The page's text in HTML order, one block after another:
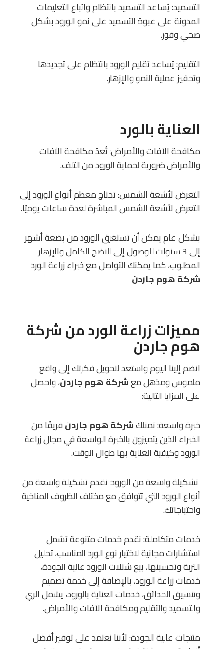
التسميد: يُساعد التسميد بانتظام واتباع التعليمات
المدونة على عبوة التسميد على نمو الورود بشكل
صحي وفور.
التقليم: يُساعد تقليم الورود بانتظام على تجديدها
وتحفيز عملية النمو والإزهار.
العناية بالورد
مكافحة الآفات والأمراض: تُعدّ مكافحة الآفات
والأمراض ضرورية لحماية الورود من التلف.
التعرض لأشعة الشمس: تحتاج معظم أنواع الورود إلى
التعرض لأشعة الشمس المباشرة لعدة ساعات يوميًا.
بشكل عام يمكن أن تستغرق الورود من بضعة أشهر
إلى 3 سنوات للوصول إلى النضج الكامل والإزهار
المطلوب، كما يمكنك التواصل مع خبراء زراعة الورد
شركة هوم جاردن
مميزات زراعة الورد منشركة
هوم جاردن
انضم إلينا اليوم واستعد لتحويل فكرتك إلى واقع
ملموس ومذهل معشركة هوم جاردن، واحصل
على المزايا التالية:
خبرة واسعة: تمتلكشركة هوم جاردنفريقًا من
الخبراء الذين يتميزون بالخبرة الواسعة في مجال زراعة
الورود وكيفية العناية بها طوال الوقت.
تشكيلة واسعة من الورود: نقدم تشكيلة واسعة من
أنواع الورود التي تتوافق مع مختلف الظروف المناخية
واحتياجاتك.
خدمات متكاملة: نقدم خدمات متنوعة تشمل
استشارات مجانية لاختيار نوع الورد المناسب، تحليل
التربة وتحسينها، بيع شتلات الورود عالية الجودة،
خدمات زراعة الورود، بالإضافة إلى خدمة تصميم
وتنسيق الحدائق، خدمات العناية بالورود، يشمل الري
والتسميد والتقليم ومكافحة الآفات والأمراض.
منتجات عالية الجودة: لأننا نعتمد على توفير أفضل